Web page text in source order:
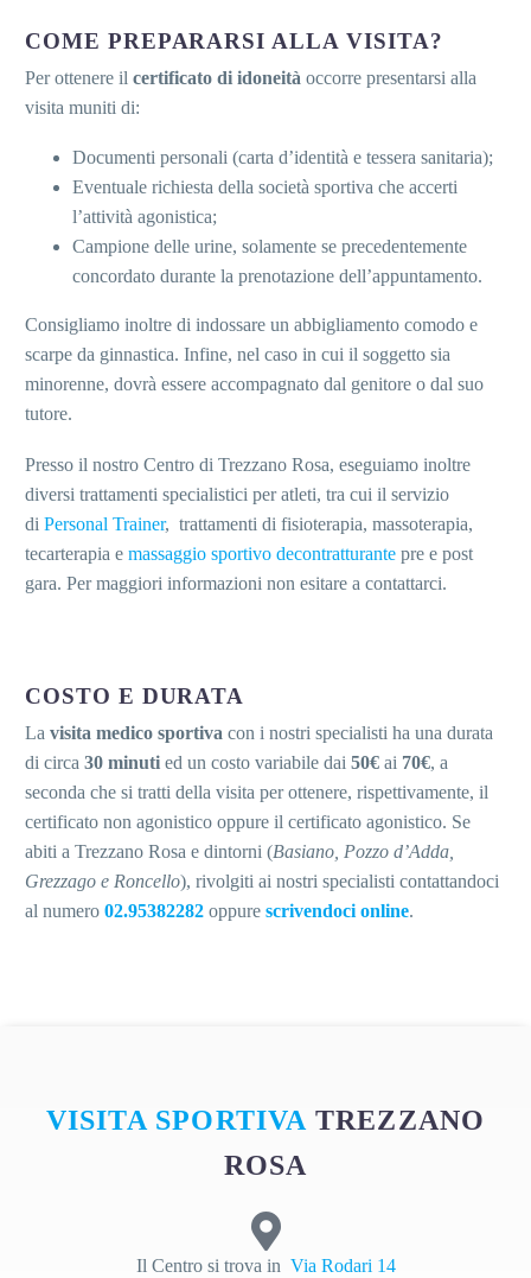
COME PREPARARSI ALLA VISITA?
Per ottenere il certificato di idoneità occorre presentarsi alla
visita muniti di:
Documenti personali (carta d’identità e tessera sanitaria);
Eventuale richiesta della società sportiva che accerti
l’attività agonistica;
Campione delle urine, solamente se precedentemente
concordato durante la prenotazione dell’appuntamento.
Consigliamo inoltre di indossare un abbigliamento comodo e
scarpe da ginnastica. Infine, nel caso in cui il soggetto sia
minorenne, dovrà essere accompagnato dal genitore o dal suo
tutore.
Presso il nostro Centro di Trezzano Rosa, eseguiamo inoltre
diversi trattamenti specialistici per atleti, tra cui il servizio
di Personal Trainer, trattamenti di fisioterapia, massoterapia,
tecarterapia e massaggio sportivo decontratturante pre e post
gara. Per maggiori informazioni non esitare a contattarci.
COSTO E DURATA
La visita medico sportiva con i nostri specialisti ha una durata
di circa 30 minuti ed un costo variabile dai 50€ ai 70€, a
seconda che si tratti della visita per ottenere, rispettivamente, il
certificato non agonistico oppure il certificato agonistico. Se
abiti a Trezzano Rosa e dintorni (Basiano, Pozzo d’Adda,
Grezzago e Roncello), rivolgiti ai nostri specialisti contattandoci
al numero 02.95382282 oppure scrivendoci online.
VISITA SPORTIVA TREZZANO
ROSA
Il Centro si trova in Via Rodari 14